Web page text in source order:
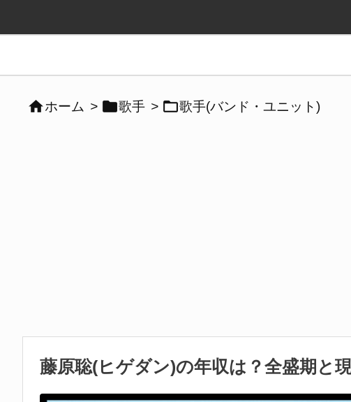
ホーム > 歌手 > 歌手(バンド・ユニット)
藤原聡(ヒゲダン)の年収は？全盛期と